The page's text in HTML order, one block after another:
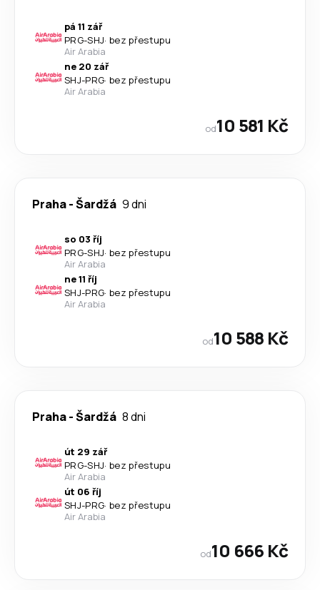
pá 11 zář
PRG-SHJ· bez přestupu
Air Arabia
ne 20 zář
SHJ-PRG· bez přestupu
Air Arabia
od10 581 Kč
Praha-Šardžá 9 dni
so 03 říj
PRG-SHJ· bez přestupu
Air Arabia
ne 11 říj
SHJ-PRG· bez přestupu
Air Arabia
od10 588 Kč
Praha-Šardžá 8 dni
út 29 zář
PRG-SHJ· bez přestupu
Air Arabia
út 06 říj
SHJ-PRG· bez přestupu
Air Arabia
od10 666 Kč